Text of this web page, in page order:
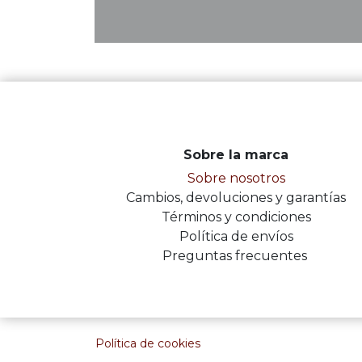
Sobre la marca
Sobre nosotros
Cambios, devoluciones y garantías
Términos y condiciones
Política de envíos
Preguntas frecuentes
Política de cookies